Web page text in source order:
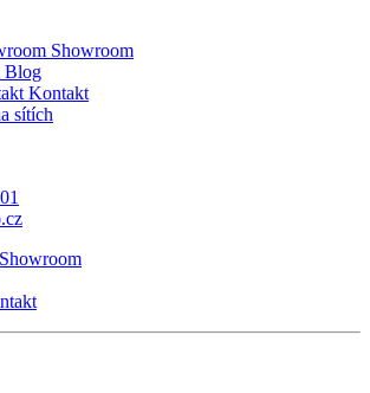
Showroom
Blog
Kontakt
sítích
Showroom